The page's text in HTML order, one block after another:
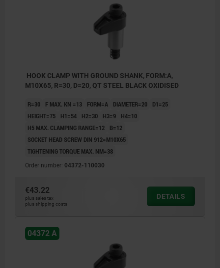
HOOK CLAMP WITH GROUND SHANK, FORM:A,
M10X65, R=30, D=20, QT STEEL BLACK OXIDISED
R=30 F MAX. KN =13 FORM=A DIAMETER=20
D1=25
HEIGHT=75
H1=54 H2=30 H3=9
H4=10
H5 MAX. CLAMPING RANGE=12
B=12
SOCKET HEAD SCREW DIN 912=M10X65
TIGHTENING TORQUE MAX. NM=38
Order number: 04372-110030
€43.22
plus sales tax
plus shipping costs
DETAILS
04372 A